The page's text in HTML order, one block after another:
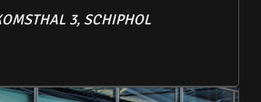
3, SCHIPHOL